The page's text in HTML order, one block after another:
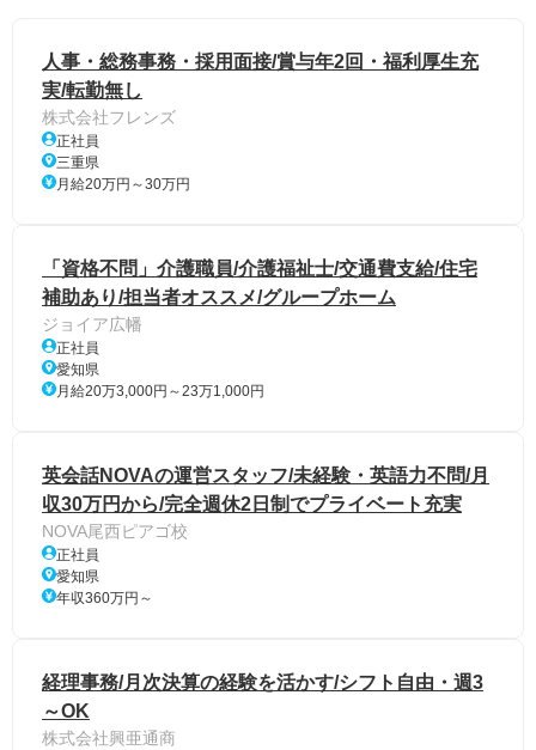
人事・総務事務・採用面接/賞与年2回・福利厚生充
実/転勤無し
株式会社フレンズ
正社員
三重県
月給20万円～30万円
「資格不問」介護職員/介護福祉士/交通費支給/住宅
補助あり/担当者オススメ/グループホーム
ジョイア広幡
正社員
愛知県
月給20万3,000円～23万1,000円
英会話NOVAの運営スタッフ/未経験・英語力不問/月
収30万円から/完全週休2日制でプライベート充実
NOVA尾西ピアゴ校
正社員
愛知県
年収360万円～
経理事務/月次決算の経験を活かす/シフト自由・週3
～OK
株式会社興亜通商